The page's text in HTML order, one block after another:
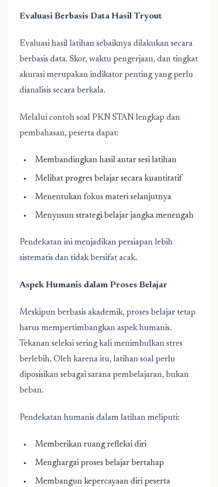
Evaluasi Berbasis Data Hasil Tryout
Evaluasi hasil latihan sebaiknya dilakukan secara
berbasis data. Skor, waktu pengerjaan, dan tingkat
akurasi merupakan indikator penting yang perlu
dianalisis secara berkala.
Melalui contoh soal PKN STAN lengkap dan
pembahasan, peserta dapat:
Membandingkan hasil antar sesi latihan
Melihat progres belajar secara kuantitatif
Menentukan fokus materi selanjutnya
Menyusun strategi belajar jangka menengah
Pendekatan ini menjadikan persiapan lebih
sistematis dan tidak bersifat acak.
Aspek Humanis dalam Proses Belajar
Meskipun berbasis akademik, proses belajar tetap
harus mempertimbangkan aspek humanis.
Tekanan seleksi sering kali menimbulkan stres
berlebih. Oleh karena itu, latihan soal perlu
diposisikan sebagai sarana pembelajaran, bukan
beban.
Pendekatan humanis dalam latihan meliputi:
Memberikan ruang refleksi diri
Menghargai proses belajar bertahap
Membangun kepercayaan diri peserta